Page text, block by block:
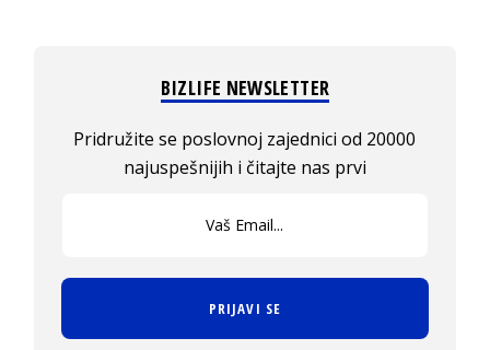
BIZLIFE NEWSLETTER
Pridružite se poslovnoj zajednici od 20000
najuspešnijih i čitajte nas prvi
PRIJAVI SE